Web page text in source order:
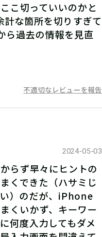
こ切っていいのかと
な箇所を切りすぎて
ら過去の情報を見直
不適切なレビューを報告
2024-05-03
らず早々にヒントの
くできた（ハサミじ
）のだが、iPhone
くいかず、キーワー
何度入力してもダメ